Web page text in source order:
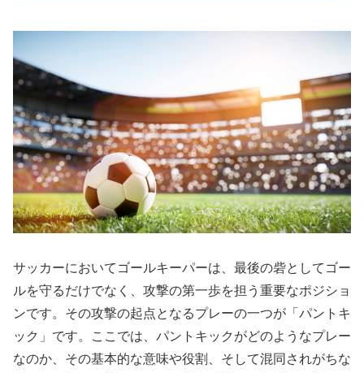
サッカーにおいてゴールキーパーは、最後の砦としてゴー
ルを守るだけでなく、攻撃の第一歩を担う重要なポジショ
ンです。その攻撃の起点となるプレーの一つが「パントキ
ック」です。ここでは、パントキックがどのようなプレー
なのか、その基本的な意味や役割、そして混同されがちな